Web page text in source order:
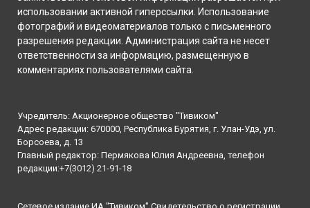
использовании активной гиперссылки. Использование
фотографий и видеоматериалов только с письменного
разрешения редакции. Администрация сайта не несет
ответственности за информацию, размещенную в
комментариях пользователями сайта.
Учредитель: Акционерное общество "Тивиком"
Адрес редакции: 670000, Республика Бурятия, г. Улан-Удэ, ул.
Борсоева, д. 13
Главный редактор: Пермякова Юлия Андреевна, телефон
редакции:+7(3012) 21-91-18